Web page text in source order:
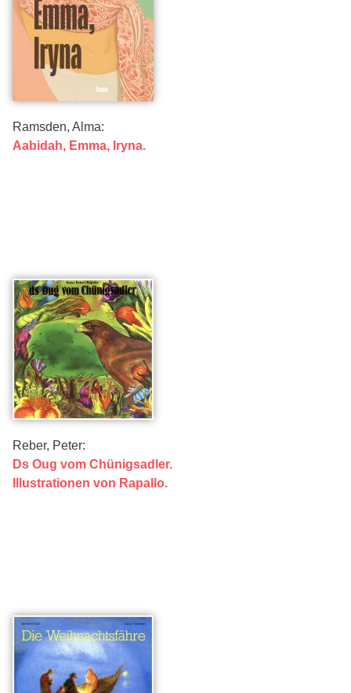
Ramsden, Alma:
Aabidah, Emma, Iryna.
Reber, Peter:
Ds Oug vom Chünigsadler.
Illustrationen von Rapallo.